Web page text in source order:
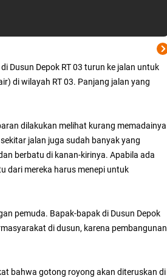
Dusun Depok RT 03 turun ke jalan untuk
di wilayah RT 03. Panjang jalan yang
dilakukan melihat kurang memadainya
jalan juga sudah banyak yang
berbatu di kanan-kirinya. Apabila ada
dari mereka harus menepi untuk
pemuda. Bapak-bapak di Dusun Depok
di dusun, karena pembangunan
bahwa gotong royong akan diteruskan di